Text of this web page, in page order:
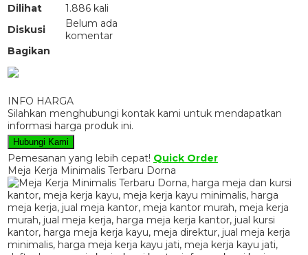
Dilihat
1.886 kali
Diskusi
Belum ada
komentar
Bagikan
INFO HARGA
Silahkan menghubungi kontak kami untuk mendapatkan
informasi harga produk ini.
Hubungi Kami
Pemesanan yang lebih cepat! Quick Order
Meja Kerja Minimalis Terbaru Dorna